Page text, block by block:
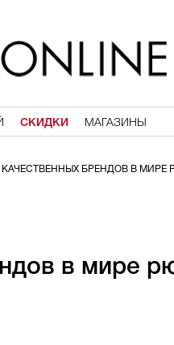
СКИДКИ МАГАЗИНЫ
БРЕНДОВ В МИРЕ
в мире